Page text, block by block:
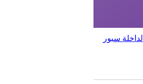
الداخلة سبور